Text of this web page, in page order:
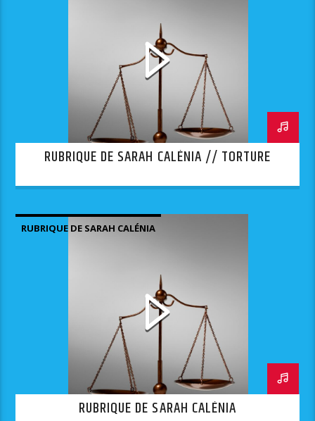
RUBRIQUE DE SARAH CALÉNIA // TORTURE
RUBRIQUE DE SARAH CALÉNIA
RUBRIQUE DE SARAH CALÉNIA